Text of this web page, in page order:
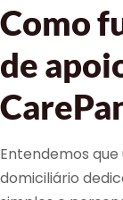
Como
de
Entendemos
domiciliário